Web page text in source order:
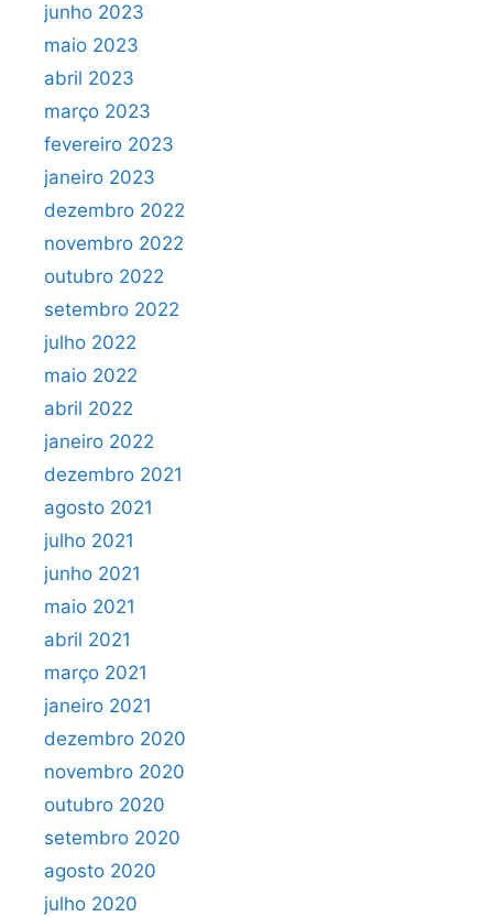
junho 2023
maio 2023
abril 2023
março 2023
fevereiro 2023
janeiro 2023
dezembro 2022
novembro 2022
outubro 2022
setembro 2022
julho 2022
maio 2022
abril 2022
janeiro 2022
dezembro 2021
agosto 2021
julho 2021
junho 2021
maio 2021
abril 2021
março 2021
janeiro 2021
dezembro 2020
novembro 2020
outubro 2020
setembro 2020
agosto 2020
julho 2020